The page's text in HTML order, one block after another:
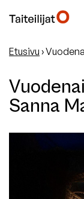
Etusivu ›
Sanna